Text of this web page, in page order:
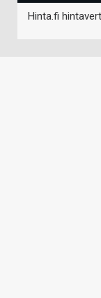
Hinta.fi